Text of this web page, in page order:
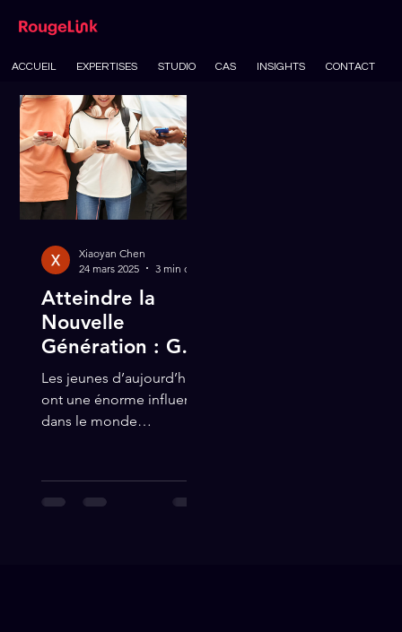
ACCUEIL EXPERTISES STUDIO CAS INSIGHTS CONTACT
Atteindre la
Nouvelle
Génération : Gen
Zalpha
Les jeunes d’aujourd’hui
ont une énorme influence
dans le monde
recrutent des créateurs...
Xiaoyan Chen
24 mars 2025